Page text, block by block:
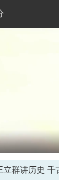
立群讲历史 千